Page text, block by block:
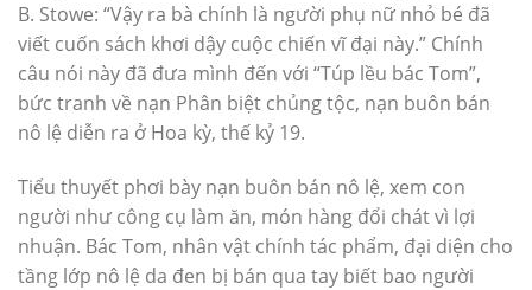
B. Stowe: “Vậy ra bà chính là người phụ nữ nhỏ bé đã
viết cuốn sách khơi dậy cuộc chiến vĩ đại này.” Chính
câu nói này đã đưa mình đến với “Túp lều bác Tom”,
bức tranh về nạn Phân biệt chủng tộc, nạn buôn bán
nô lệ diễn ra ở Hoa kỳ, thế kỷ 19.
Tiểu thuyết phơi bày nạn buôn bán nô lệ, xem con
người như công cụ làm ăn, món hàng đổi chát vì lợi
nhuận. Bác Tom, nhân vật chính tác phẩm, đại diện cho
tầng lớp nô lệ da đen bị bán qua tay biết bao người